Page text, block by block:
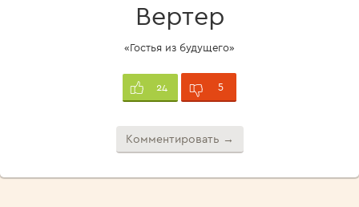
Вертер
«Гостья из будущего»
24 5
Комментировать →